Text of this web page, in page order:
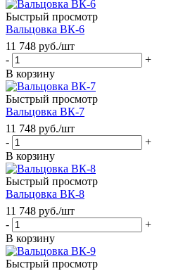
Быстрый просмотр
Вальцовка ВК-6
11 748 руб./шт
-
+
В корзину
Быстрый просмотр
Вальцовка ВК-7
11 748 руб./шт
-
+
В корзину
Быстрый просмотр
Вальцовка ВК-8
11 748 руб./шт
-
+
В корзину
Быстрый просмотр